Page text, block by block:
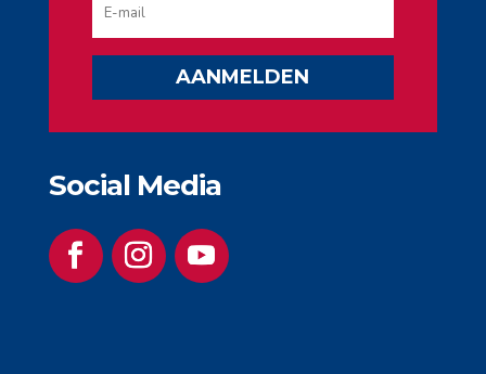
AANMELDEN
Social Media